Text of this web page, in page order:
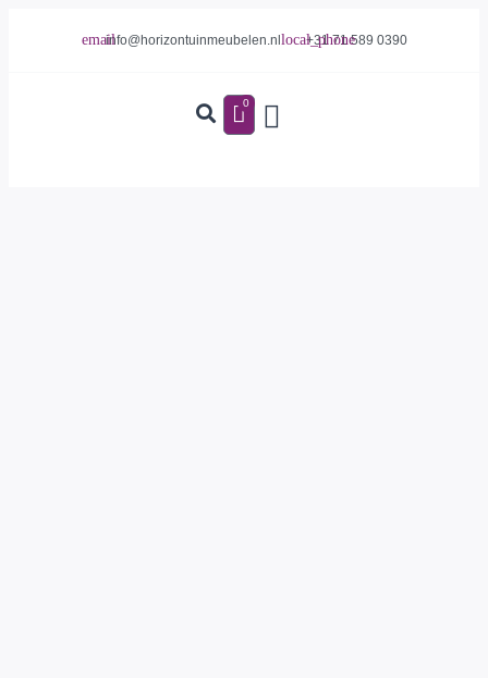
info@horizontuinmeubelen.nl +31 71 589 0390
0